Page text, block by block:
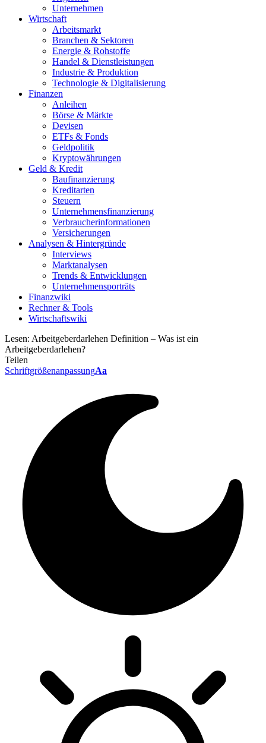
Unternehmen
Wirtschaft
Arbeitsmarkt
Branchen & Sektoren
Energie & Rohstoffe
Handel & Dienstleistungen
Industrie & Produktion
Technologie & Digitalisierung
Finanzen
Anleihen
Börse & Märkte
Devisen
ETFs & Fonds
Geldpolitik
Kryptowährungen
Geld & Kredit
Baufinanzierung
Kreditarten
Steuern
Unternehmensfinanzierung
Verbraucherinformationen
Versicherungen
Analysen & Hintergründe
Interviews
Marktanalysen
Trends & Entwicklungen
Unternehmensporträts
Finanzwiki
Rechner & Tools
Wirtschaftswiki
Lesen: Arbeitgeberdarlehen Definition – Was ist ein
Arbeitgeberdarlehen?
Teilen
SchriftgrößenanpassungAa